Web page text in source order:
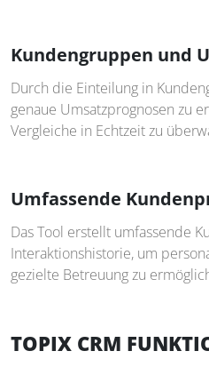
Kundengruppen und
Durch die Einteilung in
genaue Umsatzprognosen zu
Vergleiche in Echtzeit zu
Umfassende
Das Tool erstellt umfassende
Interaktionshistorie, um
gezielte Betreuung zu
TOPIX CRM